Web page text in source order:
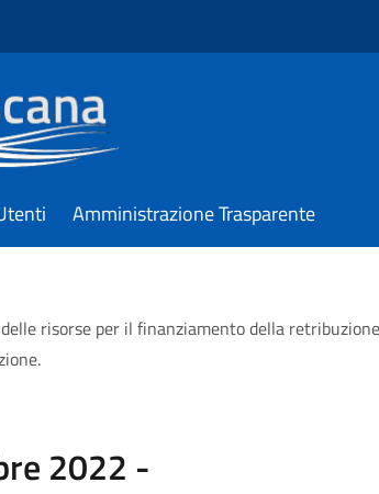
Amministrazione Trasparente
risorse per il finanziamento della
2022 -